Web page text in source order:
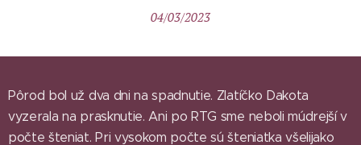
04/03/2023
Pôrod bol už dva dni na spadnutie. Zlatíčko Dakota
vyzerala na prasknutie. Ani po RTG sme neboli múdrejší v
počte šteniat. Pri vysokom počte sú šteniatka všelijako